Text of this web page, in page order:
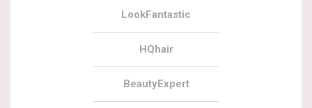
LookFantastic
HQhair
BeautyExpert